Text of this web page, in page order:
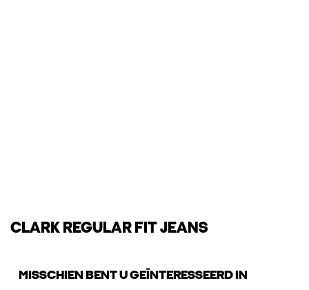
CLARK REGULAR FIT JEANS
MISSCHIEN BENT U GEÏNTERESSEERD IN